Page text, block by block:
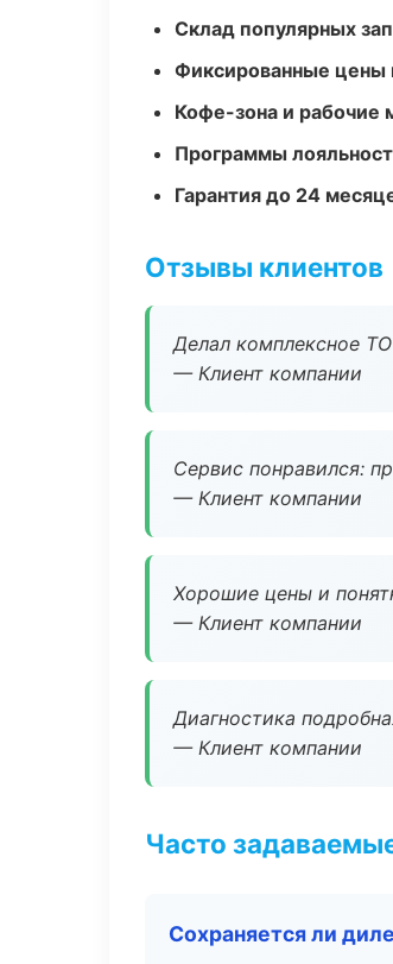
Склад популярных
Фиксированные цены
Кофе-зона и рабочие
Программы
Гарантия до 24
Отзывы клиентов
Делал комплексное
— Клиент компании
Сервис понравился:
— Клиент компании
Хорошие цены и
— Клиент компании
Диагностика
— Клиент компании
Часто
Сохраняется ли